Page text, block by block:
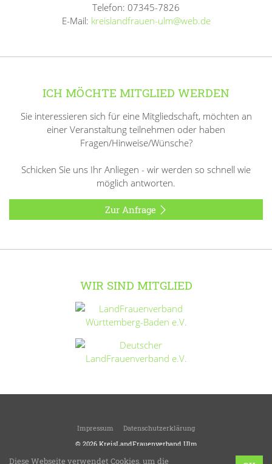
Telefon: 07345-7826
E-Mail: kreislandfrauen-ulm@web.de
ICH MÖCHTE MITGLIED WERDEN
Sie interessieren sich für eine Mitgliedschaft, möchten an
einer Veranstaltung teilnehmen oder haben
Fragen/Hinweise/Wünsche?
Schicken Sie uns Ihr Anliegen - wir werden so schnell wie
möglich antworten.
Zur Anfrage
WIR SIND MITGLIED
Impressum
Datenschutzerklärung
© 2026 KreisLandFrauenverband Ulm
Diese Webseite verwendet Cookies, um die